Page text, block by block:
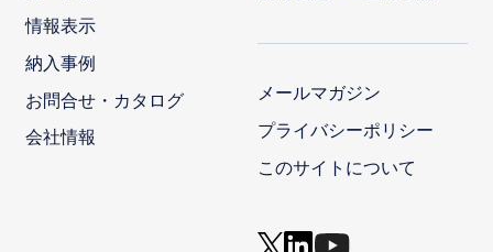
情報表示
納入事例
お問合せ・カタログ
会社情報
メールマガジン
プライバシーポリシー
このサイトについて